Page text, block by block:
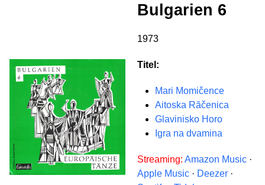
Bulgarien 6
1973
Titel:
Mari Momičence
Aitoska Răčenica
Glavinisko Horo
Igra na dvamina
Streaming: Amazon Music ·
Apple Music · Deezer ·